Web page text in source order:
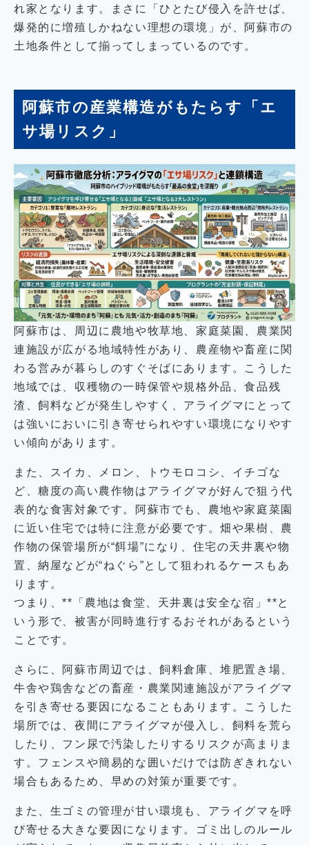
れ家となります。まさに「ひとたび侵入を許せば、
爆発的に増殖しかねない理想の環境」が、阿蘇市の
土地条件として揃ってしまっているのです。
阿蘇市の産業構造がもたらす「エ
サ場リスク」
阿蘇市は、周辺に農地や牧草地、家庭菜園、農業関
連施設が広がる地域特性があり、農産物や畜産に関
わる営みが暮らしのすぐそばにあります。こうした
地域では、収穫物の一時保管や規格外品、食品残
渣、飼料などが発生しやすく、アライグマにとって
は強いにおいに引き寄せられやすい環境になりやす
い傾向があります。
また、スイカ、メロン、トウモロコシ、イチゴな
ど、糖度の高い農作物はアライグマが好んで狙う代
表的な食害対象です。阿蘇市でも、農地や家庭菜園
に近い住宅では特に注意が必要です。畑や果樹、農
作物の保管場所が“餌場”になり、住宅の天井裏や物
置、納屋などが“ねぐら”として狙われるケースもあ
ります。
つまり、**「農地は食堂、天井裏は安全な宿」**と
いう形で、被害が同時進行するおそれがあるという
ことです。
さらに、阿蘇市周辺では、飼料倉庫、堆肥置き場、
牛舎や鶏舎などの畜産・農業関連施設がアライグマ
を引き寄せる要因になることもあります。こうした
場所では、夜間にアライグマが侵入し、飼料を荒ら
したり、フン尿で汚染したりするリスクが高まりま
す。フェンスや簡易的な囲いだけでは防ぎきれない
場合もあるため、早めの対策が重要です。
また、生ゴミの管理が甘い環境も、アライグマを呼
び寄せる大きな要因になります。ゴミ出しのルール